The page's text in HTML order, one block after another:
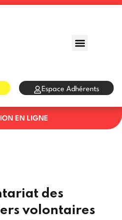
Espace Adhérents
EN LIGNE
des
volontaires